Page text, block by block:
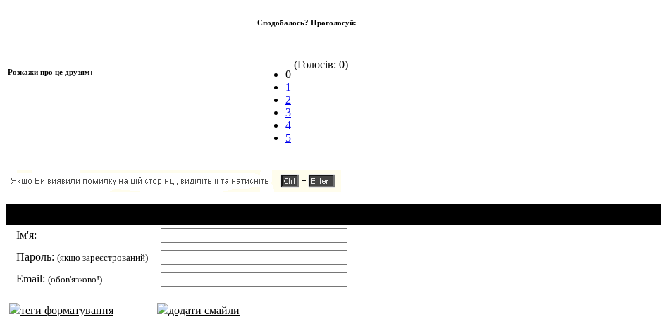
Розкажи про це друзям:
Сподобалось? Проголосуй:
0
1
2
3
4
5
(Голосів: 0)
Ім'я:
Пароль: (якщо зареєстрований)
Email: (обов'язково!)
теги форматування додати смайли